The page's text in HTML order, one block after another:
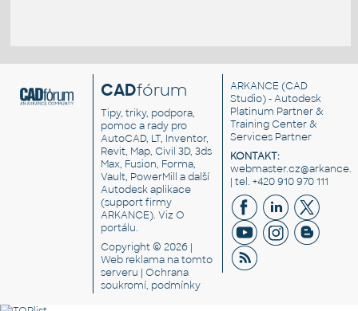
CADfórum
Tipy, triky, podpora,
pomoc a rady pro
AutoCAD, LT, Inventor,
Revit, Map, Civil 3D, 3ds
Max, Fusion, Forma,
Vault, PowerMill a další
Autodesk aplikace
(support firmy
ARKANCE). VizO
portálu.
Copyright © 2026 |
Web reklama na tomto
serveru |Ochrana
soukromí, podmínky
ARKANCE (CAD
Studio) - Autodesk
Platinum Partner &
Training Center &
Services Partner
KONTAKT:
| tel. +420 910 970 111